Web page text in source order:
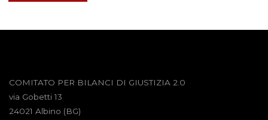
COMITATO PER BILANCI DI GIUSTIZIA 2.0
via Gobetti 13
24021 Albino (BG)